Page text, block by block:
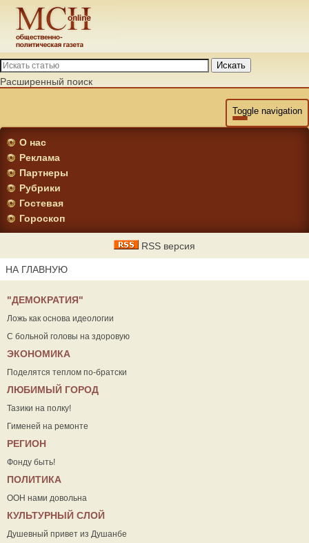
Искать
Расширенный поиск
Toggle navigation
О нас
Реклама
Партнеры
Рубрики
Гостевая
Гороскоп
RSS версия
НА ГЛАВНУЮ
"ДЕМОКРАТИЯ"
Ложь как основа идеологии
С больной головы на здоровую
ЭКОНОМИКА
Поделятся теплом по-братски
ЛЮБИМЫЙ ГОРОД
Тазики на полку!
Гименей на ремонте
РЕГИОН
Фонду быть!
ПОЛИТИКА
ООН нами довольна
КУЛЬТУРНЫЙ СЛОЙ
Душевный привет из Душанбе